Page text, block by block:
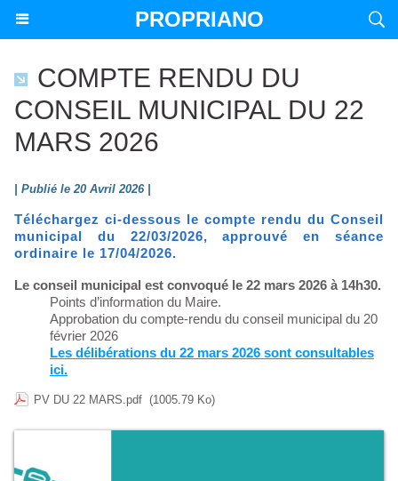
PROPRIANO
COMPTE RENDU DU
CONSEIL MUNICIPAL DU 22
MARS 2026
| Publié le 20 Avril 2026 |
Téléchargez ci-dessous le compte rendu du Conseil
municipal du 22/03/2026, approuvé en séance
ordinaire le 17/04/2026.
Le conseil municipal est convoqué le 22 mars 2026 à 14h30.
Points d’information du Maire.
Approbation du compte-rendu du conseil municipal du 20
février 2026
Les délibérations du 22 mars 2026 sont consultables
ici.
PV DU 22 MARS.pdf (1005.79 Ko)